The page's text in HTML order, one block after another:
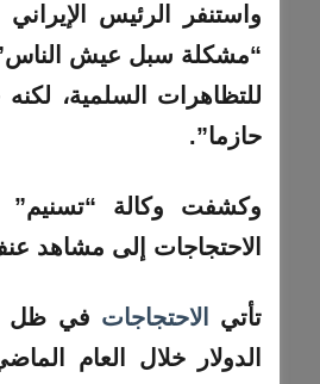
واستنفر الرئيس
“مشكلة سبل عيش
للتظاهرات السلمية،
حازما”.
وكشفت وكالة “تسنيم”
الاحتجاجات إلى مشاهد
تأتي الاحتجاجات في ظل